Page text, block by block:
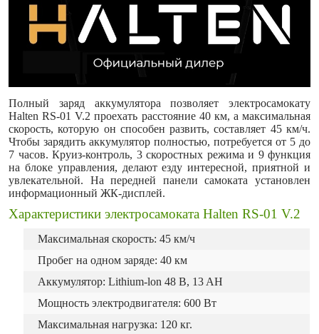
Полный заряд аккумулятора позволяет электросамокату
Halten RS-01 V.2 проехать расстояние 40 км, а максимальная
скорость, которую он способен развить, составляет 45 км/ч.
Чтобы зарядить аккумулятор полностью, потребуется от 5 до
7 часов. Круиз-контроль, 3 скоростных режима и 9 функция
на блоке управления, делают езду интересной, приятной и
увлекательной. На передней панели самоката установлен
информационный ЖК-дисплей.
Характеристики электросамоката Halten RS-01 V.2
Максимальная скорость: 45 км/ч
Пробег на одном заряде: 40 км
Аккумулятор: Lithium-lon 48 B, 13 AH
Мощность электродвигателя: 600 Вт
Максимальная нагрузка: 120 кг.